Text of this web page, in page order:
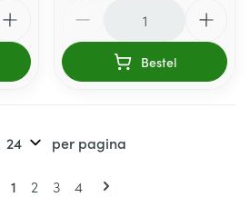
Bestel
Pagina's
U lees momenteel pagina
1 Pagina
2 Pagina
3 Pagina
4
per pagina